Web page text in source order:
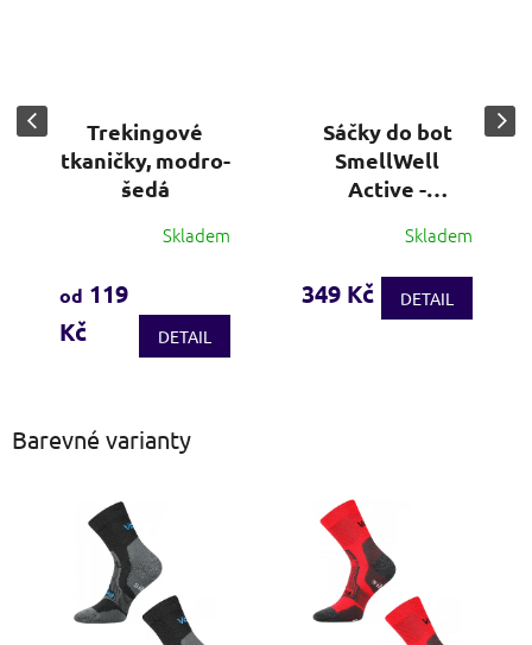
Trekingové
tkaničky, modro-
šedá
produktu
je
3,6
Skladem
od 119
Kč
DETAIL
Sáčky do bot
SmellWell
Active -
Skladem
349 Kč DETAIL
Barevné varianty